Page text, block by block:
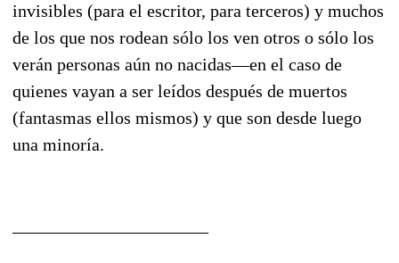
invisibles (para el escritor, para terceros) y muchos
de los que nos rodean sólo los ven otros o sólo los
verán personas aún no nacidas—en el caso de
quienes vayan a ser leídos después de muertos
(fantasmas ellos mismos) y que son desde luego
una minoría.